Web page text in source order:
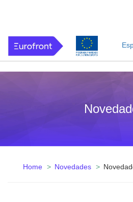
Home Novedades